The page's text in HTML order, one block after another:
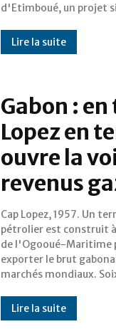
d'Etimboué, un projet
Lire la suite
Gabon :
Lopez en
ouvre la
revenus
Cap Lopez, 1957. Un
pétrolier est construit
de l'Ogooué-Maritime
exporter le brut
marchés mondiaux.
ans plus tard, ce même
entame la plus
transformation de son
Lire la suite